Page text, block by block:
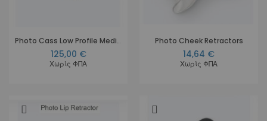
Photo Cass Low Profile Medium
125,00 €
Χωρίς ΦΠΑ
Photo Cheek Retractors
14,64 €
Χωρίς ΦΠΑ